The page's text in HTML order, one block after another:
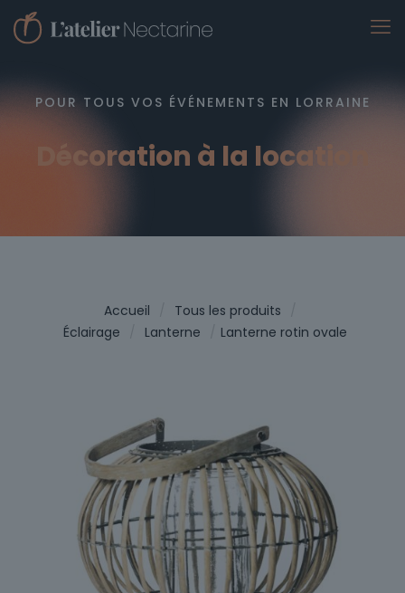
POUR TOUS VOS ÉVÉNEMENTS EN LORRAINE
Décoration à la location
Accueil Tous les produits
Éclairage
Lanterne Lanterne rotin ovale